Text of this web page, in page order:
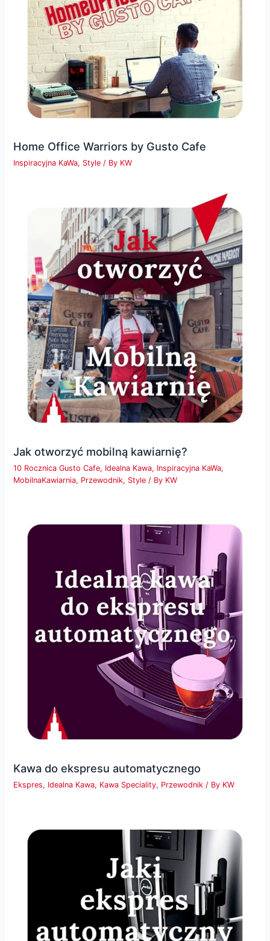
Home Office Warriors by Gusto Cafe
Inspiracyjna KaWa, Style / By KW
Jak otworzyć mobilną kawiarnię?
10 Rocznica Gusto Cafe, Idealna Kawa, Inspiracyjna KaWa,
MobilnaKawiarnia, Przewodnik, Style / By KW
Kawa do ekspresu automatycznego
Ekspres, Idealna Kawa, Kawa Speciality, Przewodnik / By KW